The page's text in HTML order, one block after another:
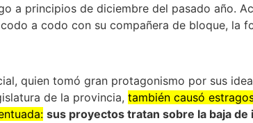
a principios de diciembre del pasado año.
a codo con su compañera de bloque, la
quien tomó gran protagonismo por sus
de la provincia, también causó
sus proyectos tratan sobre la baja